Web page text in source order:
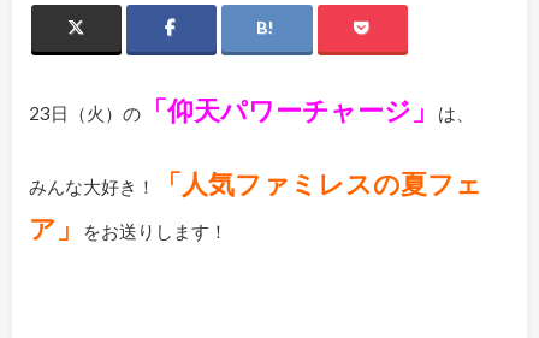
23日（火）の「仰天パワーチャージ」 は、
みんな大好き！
「人気ファミレスの夏フェ
ア」
をお送りします！